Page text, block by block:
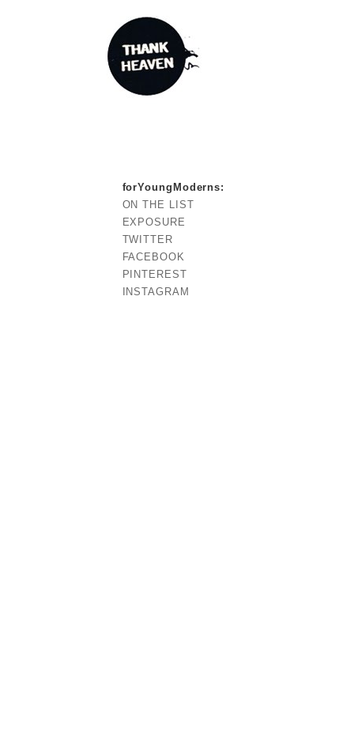
forYoungModerns:
ON THE LIST
EXPOSURE
TWITTER
FACEBOOK
PINTEREST
INSTAGRAM